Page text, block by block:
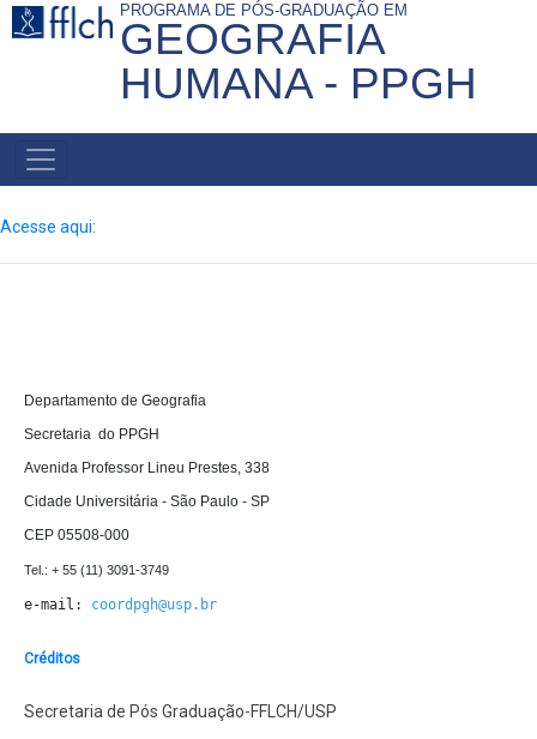
PROGRAMA DE PÓS-GRADUAÇÃO EM
GEOGRAFIA
HUMANA - PPGH
MENU
PRINCIPAL
Acesse aqui:
Departamento de Geografia
Secretaria  do PPGH
Avenida Professor Lineu Prestes, 338
Cidade Universitária - São Paulo - SP
CEP 05508-000
e-mail: coordpgh@usp.br
Créditos
Secretaria de Pós Graduação-FFLCH/USP